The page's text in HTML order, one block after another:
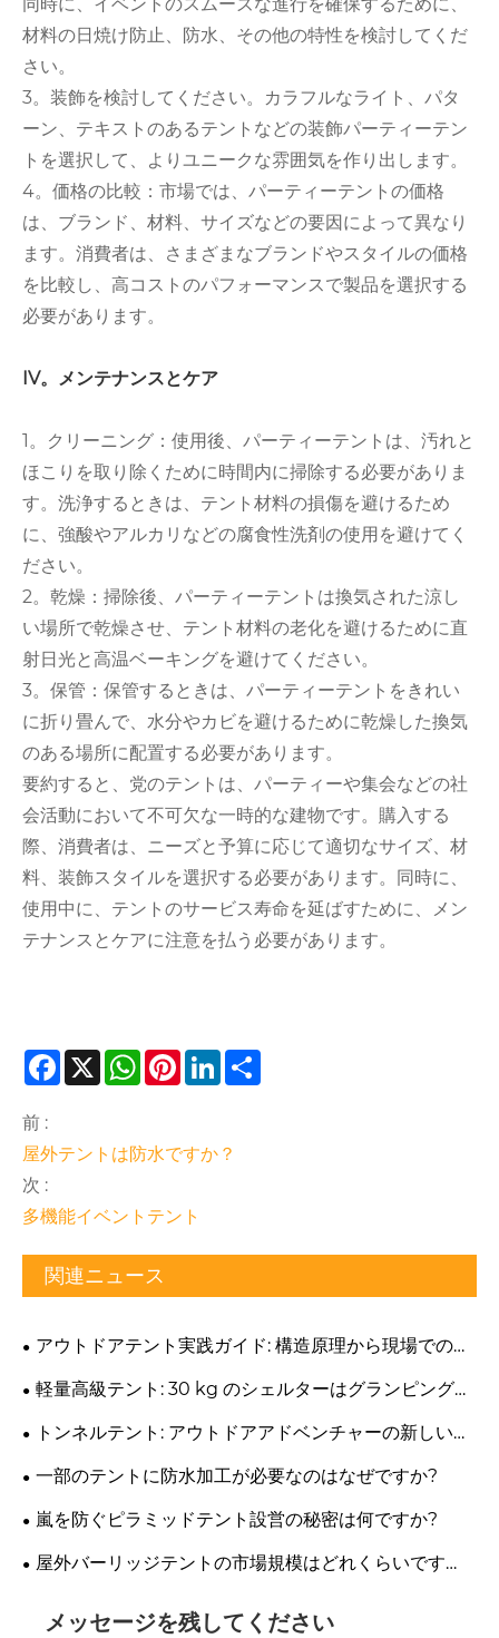
材料の日焼け防止、防水、その他の特性を検討してくだ
さい。
3。装飾を検討してください。カラフルなライト、パタ
ーン、テキストのあるテントなどの装飾パーティーテン
トを選択して、よりユニークな雰囲気を作り出します。
4。価格の比較：市場では、パーティーテントの価格
は、ブランド、材料、サイズなどの要因によって異なり
ます。消費者は、さまざまなブランドやスタイルの価格
を比較し、高コストのパフォーマンスで製品を選択する
必要があります。
IV。メンテナンスとケア
1。クリーニング：使用後、パーティーテントは、汚れと
ほこりを取り除くために時間内に掃除する必要がありま
す。洗浄するときは、テント材料の損傷を避けるため
に、強酸やアルカリなどの腐食性洗剤の使用を避けてく
ださい。
2。乾燥：掃除後、パーティーテントは換気された涼し
い場所で乾燥させ、テント材料の老化を避けるために直
射日光と高温ベーキングを避けてください。
3。保管：保管するときは、パーティーテントをきれい
に折り畳んで、水分やカビを避けるために乾燥した換気
のある場所に配置する必要があります。
要約すると、党のテントは、パーティーや集会などの社
会活動において不可欠な一時的な建物です。購入する
際、消費者は、ニーズと予算に応じて適切なサイズ、材
料、装飾スタイルを選択する必要があります。同時に、
使用中に、テントのサービス寿命を延ばすために、メン
テナンスとケアに注意を払う必要があります。
Facebook
X WhatsApp
PinterestLinkedIn
前 :
屋外テントは防水ですか？
次 :
多機能イベントテント
関連ニュース
アウトドアテント実践ガイド: 構造原理から現場での重
要な決定まで
軽量高級テント: 30 kg のシェルターはグランピングの
快適さとオールシーズンの耐久性を本当に両立できるの
トンネルテント: アウトドアアドベンチャーの新しい体
一部のテントに防水加工が必要なのはなぜですか?
嵐を防ぐピラミッドテント設営の秘密は何ですか?
屋外バーリッジテントの市場規模はどれくらいです
メッセージを残してください